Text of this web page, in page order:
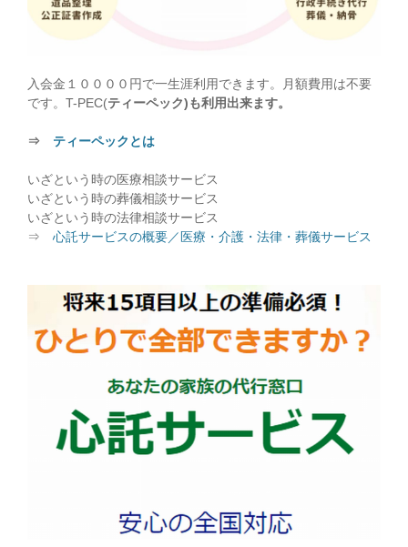
入会金１００００円で一生涯利用できます。月額費用は不要
です。T-PEC(ティーペック)も利用出来ます。
⇒ ティーペックとは
いざという時の医療相談サービス
いざという時の葬儀相談サービス
いざという時の法律相談サービス
⇒ 心託サービスの概要／医療・介護・法律・葬儀サービス